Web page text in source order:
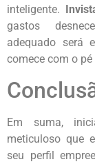
inteligente.
gastos
adequado será
comece com o pé
Em suma,
meticuloso que
seu perfil